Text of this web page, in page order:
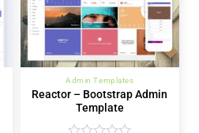
Admin Templates
Reactor – Bootstrap Admin
Template